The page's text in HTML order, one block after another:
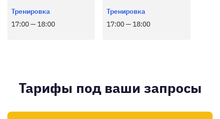
Тренировка
17:00 — 18:00
Тренировка
17:00 — 18:00
Тарифы под ваши запросы